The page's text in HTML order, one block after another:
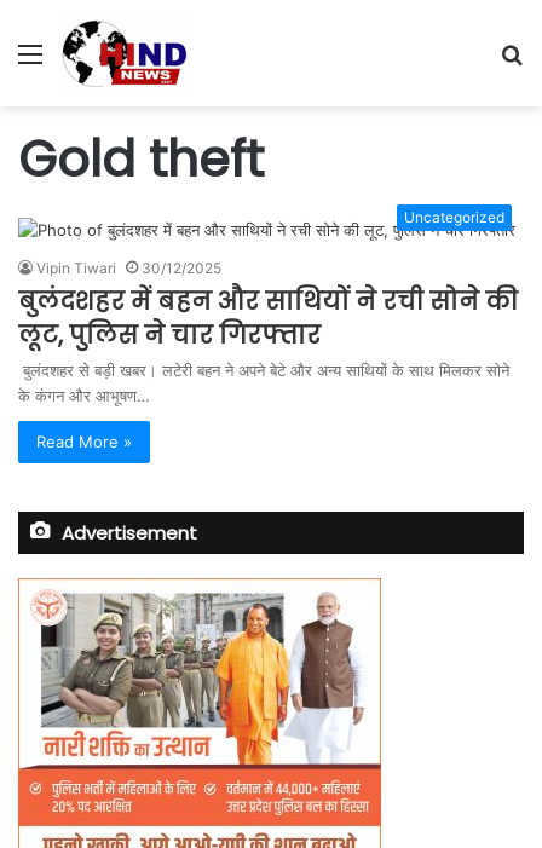
Menu
Gold theft
Uncategorized
Vipin Tiwari 30/12/2025
बुलंदशहर में बहन और साथियों ने रची सोने की
लूट, पुलिस ने चार गिरफ्तार
बुलंदशहर से बड़ी खबर। लटेरी बहन ने अपने बेटे और अन्य साथियों के साथ मिलकर सोने
के कंगन और आभूषण…
Read More »
Advertisement